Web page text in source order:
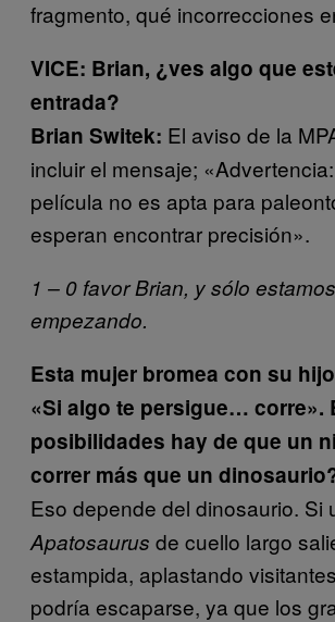
fragmento, qué incorrecciones
VICE: Brian, ¿ves algo que
entrada?
Brian Switek: El aviso de la
incluir el mensaje;
película no es apta para
esperan encontrar precisión».
1 – 0 favor Brian, y sólo estamos
empezando.
Esta mujer bromea con su
«Si algo te persigue… corre».
posibilidades hay de que un
correr más que un
Eso depende del dinosaurio. Si
Apatosaurus de cuello largo
estampida, aplastando
podría escaparse, ya que los